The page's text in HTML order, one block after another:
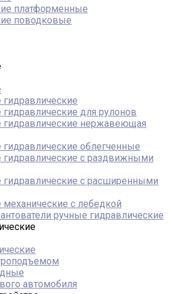
платформенные
поводковые
для рулонов
нержавеющая
облегченные
с раздвижными
с расширенными
с лебедкой
ручные гидравлические
автомобиля